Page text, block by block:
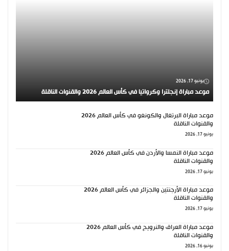
يونيو 17, 2026
موعد مباراة إنجلترا وكرواتيا في كأس العالم 2026 والقنوات الناقلة
موعد مباراة البرتغال والكونغو في كأس العالم 2026
والقنوات الناقلة
يونيو 17, 2026
موعد مباراة النمسا والأردن في كأس العالم 2026
والقنوات الناقلة
يونيو 17, 2026
موعد مباراة الأرجنتين والجزائر في كأس العالم 2026
والقنوات الناقلة
يونيو 17, 2026
موعد مباراة العراق والنرويج في كأس العالم 2026
والقنوات الناقلة
يونيو 16, 2026